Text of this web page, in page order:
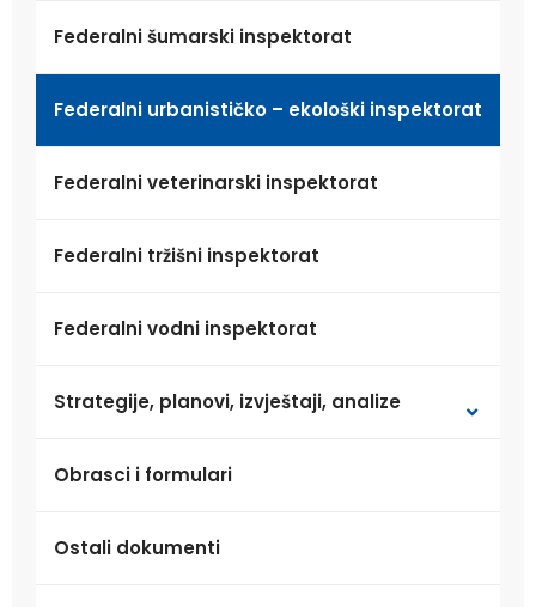
Federalni šumarski inspektorat
Federalni urbanističko – ekološki inspektorat
Federalni veterinarski inspektorat
Federalni tržišni inspektorat
Federalni vodni inspektorat
Strategije, planovi, izvještaji, analize
Obrasci i formulari
Ostali dokumenti